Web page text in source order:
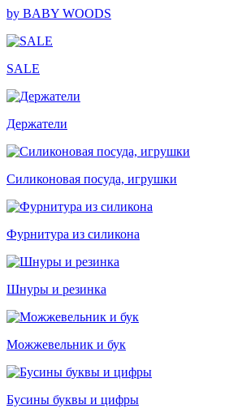
by BABY WOODS
SALE
Держатели
Силиконовая посуда, игрушки
Фурнитура из силикона
Шнуры и резинка
Можжевельник и бук
Бусины буквы и цифры